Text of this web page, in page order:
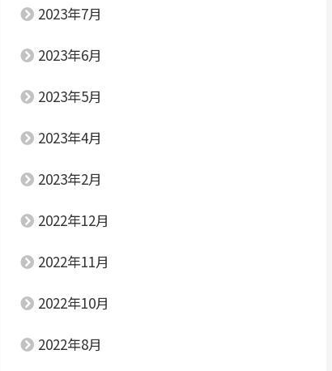
2023年7月
2023年6月
2023年5月
2023年4月
2023年2月
2022年12月
2022年11月
2022年10月
2022年8月